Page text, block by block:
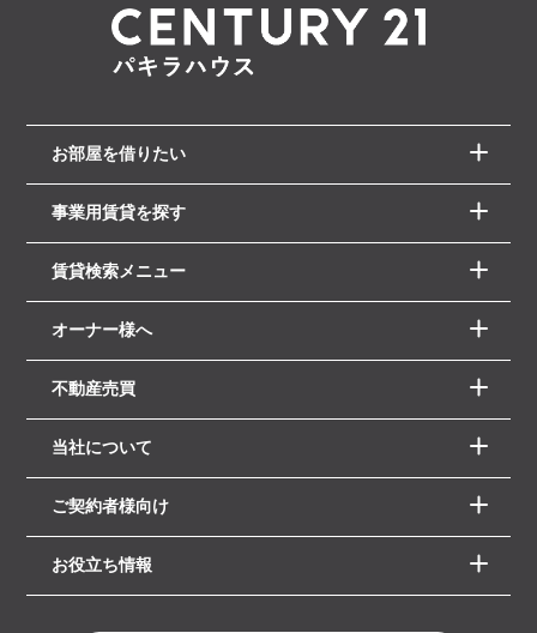
お部屋を借りたい
事業用賃貸を探す
賃貸検索メニュー
オーナー様へ
不動産売買
当社について
ご契約者様向け
お役立ち情報